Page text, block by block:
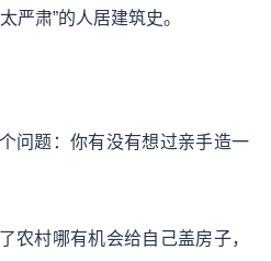
严肃”的人居建筑史。
问题：你有没有想过亲手造一
农村哪有机会给自己盖房子，